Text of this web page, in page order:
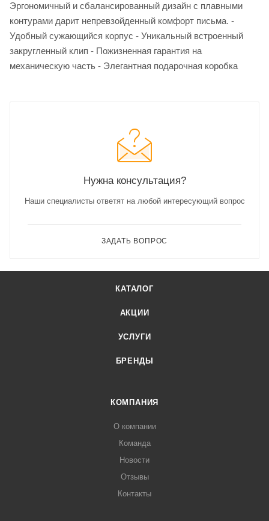
Эргономичный и сбалансированный дизайн с плавными
контурами дарит непревзойденный комфорт письма. -
Удобный сужающийся корпус - Уникальный встроенный
закругленный клип - Пожизненная гарантия на
механическую часть - Элегантная подарочная коробка
Нужна консультация?
Наши специалисты ответят на любой интересующий вопрос
ЗАДАТЬ ВОПРОС
КАТАЛОГ
АКЦИИ
УСЛУГИ
БРЕНДЫ
КОМПАНИЯ
О компании
Команда
Новости
Отзывы
Контакты